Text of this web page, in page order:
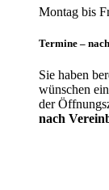
Montag bis
Termine –
Sie haben
wünschen
der
nach